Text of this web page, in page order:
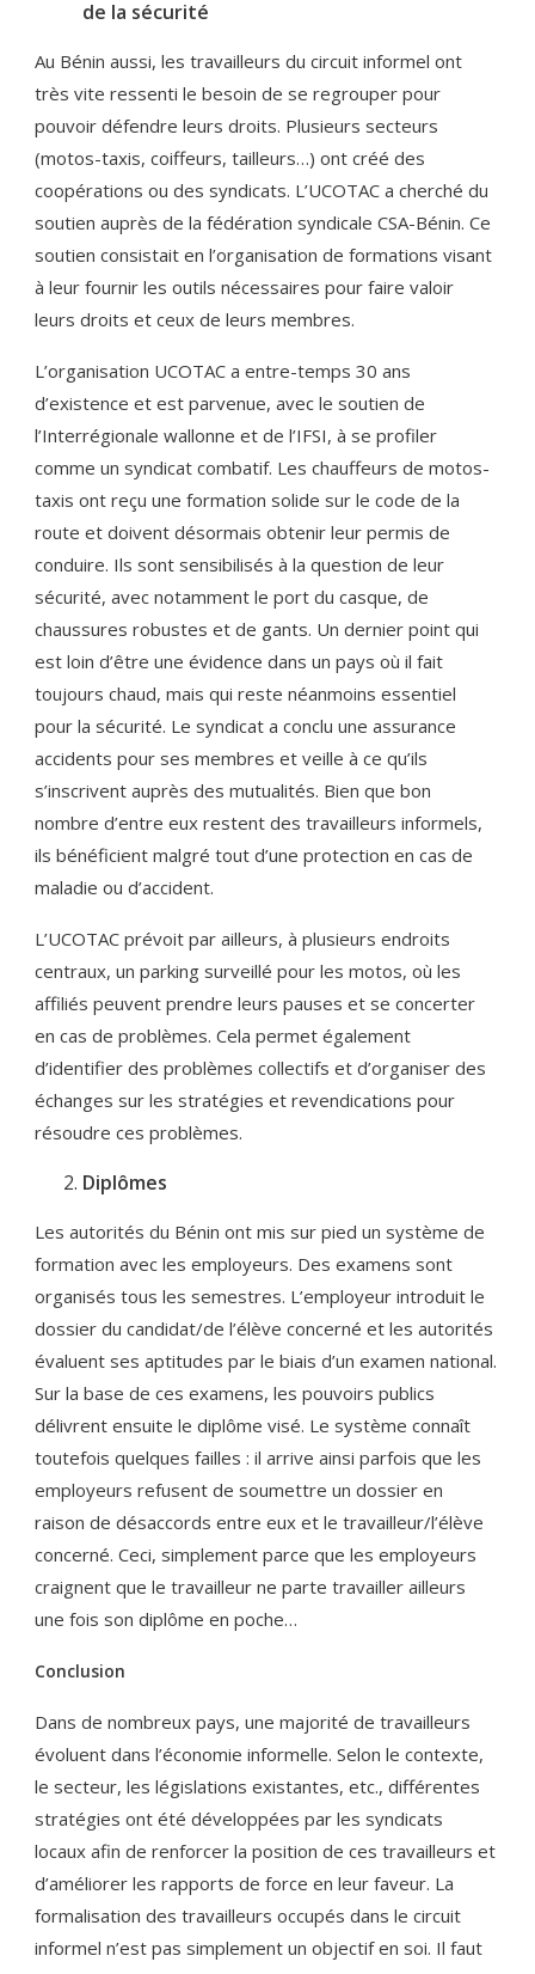
de la sécurité
Au Bénin aussi, les travailleurs du circuit informel ont
très vite ressenti le besoin de se regrouper pour
pouvoir défendre leurs droits. Plusieurs secteurs
(motos-taxis, coiffeurs, tailleurs…) ont créé des
coopérations ou des syndicats. L’UCOTAC a cherché du
soutien auprès de la fédération syndicale CSA-Bénin. Ce
soutien consistait en l’organisation de formations visant
à leur fournir les outils nécessaires pour faire valoir
leurs droits et ceux de leurs membres.
L’organisation UCOTAC a entre-temps 30 ans
d’existence et est parvenue, avec le soutien de
l’Interrégionale wallonne et de l’IFSI, à se profiler
comme un syndicat combatif. Les chauffeurs de motos-
taxis ont reçu une formation solide sur le code de la
route et doivent désormais obtenir leur permis de
conduire. Ils sont sensibilisés à la question de leur
sécurité, avec notamment le port du casque, de
chaussures robustes et de gants. Un dernier point qui
est loin d’être une évidence dans un pays où il fait
toujours chaud, mais qui reste néanmoins essentiel
pour la sécurité. Le syndicat a conclu une assurance
accidents pour ses membres et veille à ce qu’ils
s’inscrivent auprès des mutualités. Bien que bon
nombre d’entre eux restent des travailleurs informels,
ils bénéficient malgré tout d’une protection en cas de
maladie ou d’accident.
L’UCOTAC prévoit par ailleurs, à plusieurs endroits
centraux, un parking surveillé pour les motos, où les
affiliés peuvent prendre leurs pauses et se concerter
en cas de problèmes. Cela permet également
d’identifier des problèmes collectifs et d’organiser des
échanges sur les stratégies et revendications pour
résoudre ces problèmes.
Diplômes
Les autorités du Bénin ont mis sur pied un système de
formation avec les employeurs. Des examens sont
organisés tous les semestres. L’employeur introduit le
dossier du candidat/de l’élève concerné et les autorités
évaluent ses aptitudes par le biais d’un examen national.
Sur la base de ces examens, les pouvoirs publics
délivrent ensuite le diplôme visé. Le système connaît
toutefois quelques failles : il arrive ainsi parfois que les
employeurs refusent de soumettre un dossier en
raison de désaccords entre eux et le travailleur/l’élève
concerné. Ceci, simplement parce que les employeurs
craignent que le travailleur ne parte travailler ailleurs
une fois son diplôme en poche…
Conclusion
Dans de nombreux pays, une majorité de travailleurs
évoluent dans l’économie informelle. Selon le contexte,
le secteur, les législations existantes, etc., différentes
stratégies ont été développées par les syndicats
locaux afin de renforcer la position de ces travailleurs et
d’améliorer les rapports de force en leur faveur. La
formalisation des travailleurs occupés dans le circuit
informel n’est pas simplement un objectif en soi. Il faut